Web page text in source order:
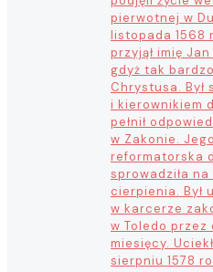
pierwotnej w
listopada 1568
przyjął imię
gdyż tak
Chrystusa. Był
i kierownikiem
pełnił
w Zakonie. Jego
reformatorska
sprowadziła
cierpienia. Był
w karcerze
w Toledo przez
miesięcy.
sierpniu 1578